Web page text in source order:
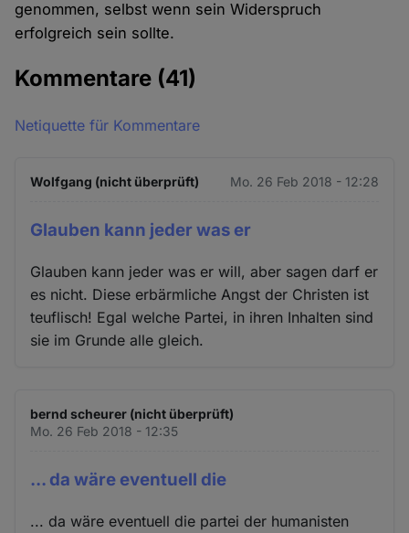
genommen, selbst wenn sein Widerspruch
erfolgreich sein sollte.
Kommentare (41)
Netiquette für Kommentare
Wolfgang (nicht überprüft) Mo. 26 Feb 2018 - 12:28
Glauben kann jeder was er
Glauben kann jeder was er will, aber sagen darf er
es nicht. Diese erbärmliche Angst der Christen ist
teuflisch! Egal welche Partei, in ihren Inhalten sind
sie im Grunde alle gleich.
bernd scheurer (nicht überprüft)
Mo. 26 Feb 2018 - 12:35
... da wäre eventuell die
... da wäre eventuell die partei der humanisten